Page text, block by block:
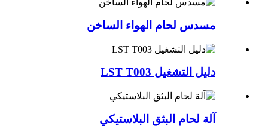
مسدس لحام الهواء الساخن
دليل التشغيل LST T003
آلة لحام البثق البلاستيكي